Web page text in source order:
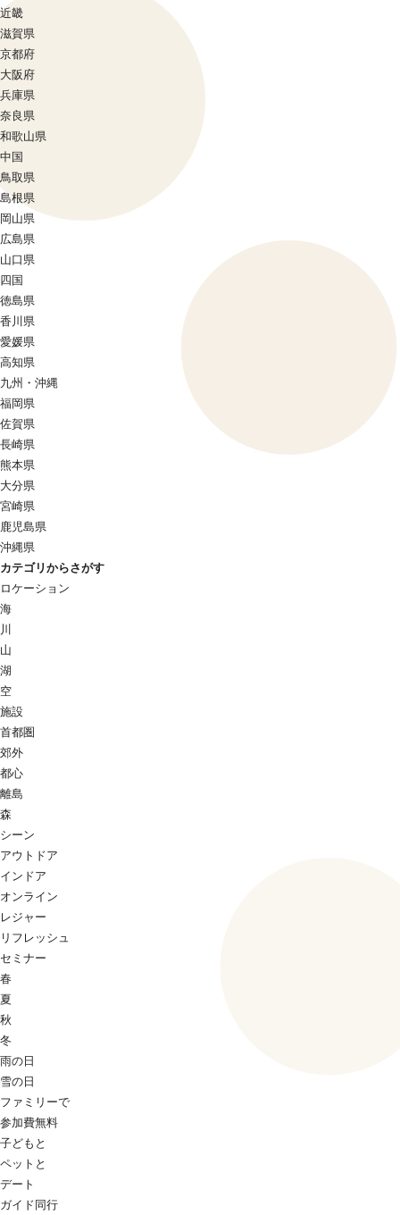
近畿
滋賀県
京都府
大阪府
兵庫県
奈良県
和歌山県
中国
鳥取県
島根県
岡山県
広島県
山口県
四国
徳島県
香川県
愛媛県
高知県
九州・沖縄
福岡県
佐賀県
長崎県
熊本県
大分県
宮崎県
鹿児島県
沖縄県
カテゴリからさがす
ロケーション
海
川
山
湖
空
施設
首都圏
郊外
都心
離島
森
シーン
アウトドア
インドア
オンライン
レジャー
リフレッシュ
セミナー
春
夏
秋
冬
雨の日
雪の日
ファミリーで
参加費無料
子どもと
ペットと
デート
ガイド同行